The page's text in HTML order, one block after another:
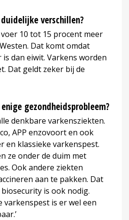
verschillen?
voer 10 tot 15 procent meer
Dat komt omdat
dan eiwit. Varkens worden
Dat geldt zeker bij de
gezondheidsprobleem?
denkbare varkensziekten.
APP enzovoort en ook
en klassieke varkenspest.
ze onder de duim met
Ook andere ziekten
aan te pakken. Dat
is ook nodig.
varkenspest is er wel een